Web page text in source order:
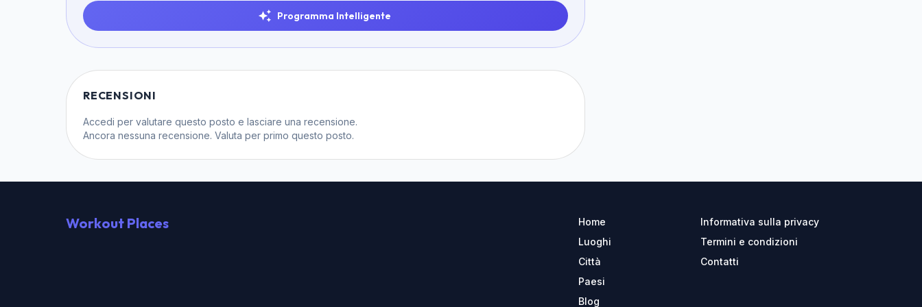
Programma Intelligente
RECENSIONI
Accedi per valutare questo posto e lasciare una recensione.
Ancora nessuna recensione. Valuta per primo questo posto.
Workout Places
Home
Luoghi
Città
Paesi
Blog
Informativa sulla privacy
Termini e condizioni
Contatti